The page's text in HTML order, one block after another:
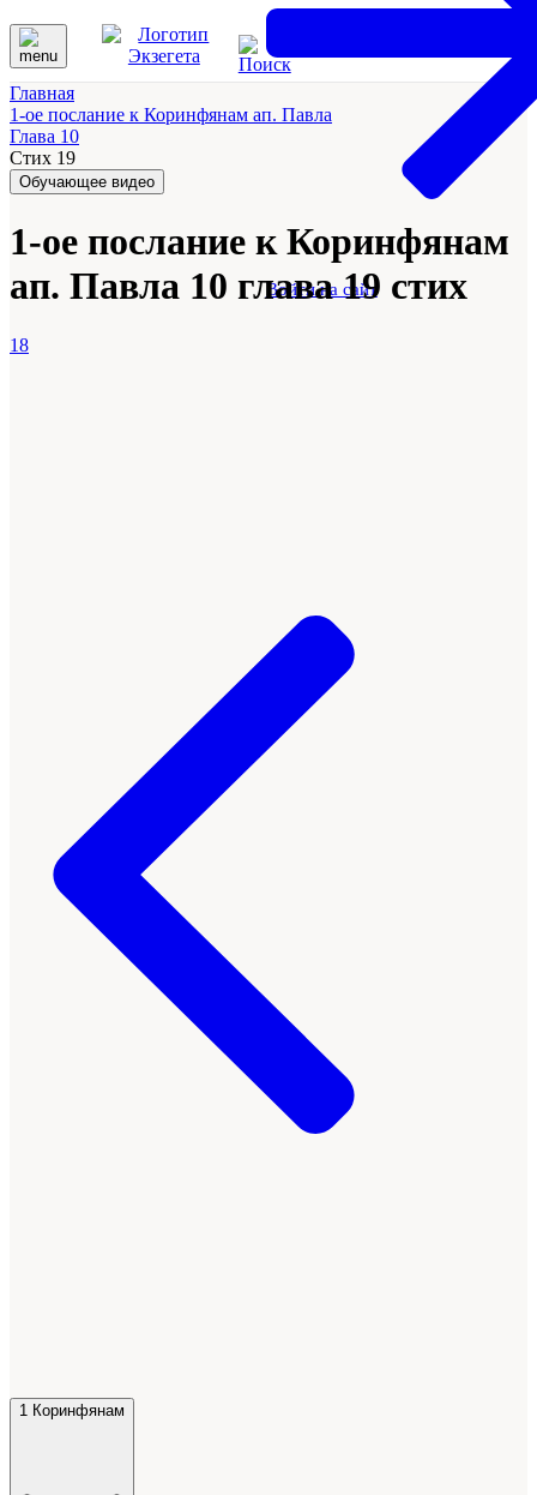
Войти на сайт
Главная
1-ое послание к Коринфянам ап. Павла
Глава 10
Стих 19
Обучающее видео
1-ое послание к Коринфянам
ап. Павла 10 глава 19 стих
18
1 Коринфянам